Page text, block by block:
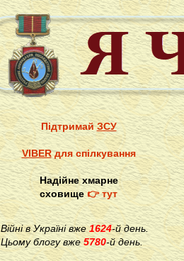
ПідтримайЗСУ
VIBERдля спілкування
Надійне хмарне
сховище👉 тут
Війні в Україні вже1624-й день.
Цьому блогу вже 5780-й день.